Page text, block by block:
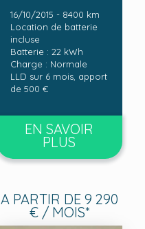
16/10/2015 - 8400 km
Location de batterie
incluse
Batterie : 22 kWh
Charge : Normale
LLD sur 6 mois, apport
de 500 €
EN SAVOIR
PLUS
A PARTIR DE 9 290
€ / MOIS*